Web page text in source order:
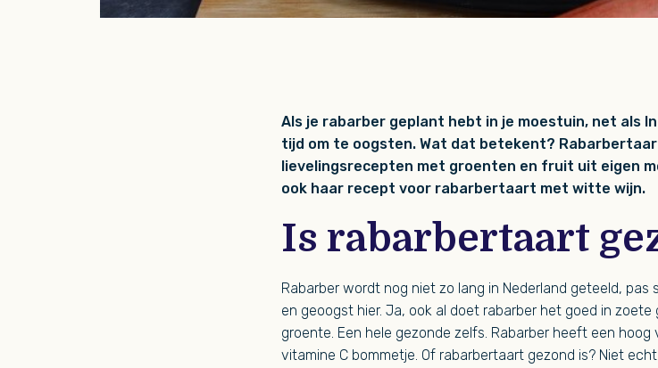
Als je rabarber geplant hebt in je moestuin, net als
tijd om te oogsten. Wat dat betekent?
lievelingsrecepten met groenten en fruit uit eigen
ook haar recept voor rabarbertaart met witte wijn.
Is rabarbertaart
Rabarber wordt nog niet zo lang in Nederland geteeld,
en geoogst hier. Ja, ook al doet rabarber het goed in
groente. Een hele gezonde zelfs. Rabarber heeft een hoog
vitamine C bommetje. Of rabarbertaart gezond is? Niet